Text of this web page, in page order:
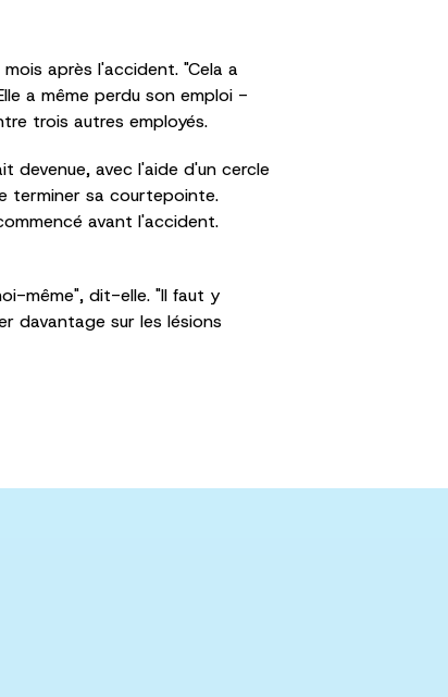
après l'accident. "Cela a
a même perdu son emploi -
trois autres employés.
devenue, avec l'aide d'un cercle
terminer sa courtepointe.
avant l'accident.
même", dit-elle. "Il faut y
davantage sur les lésions